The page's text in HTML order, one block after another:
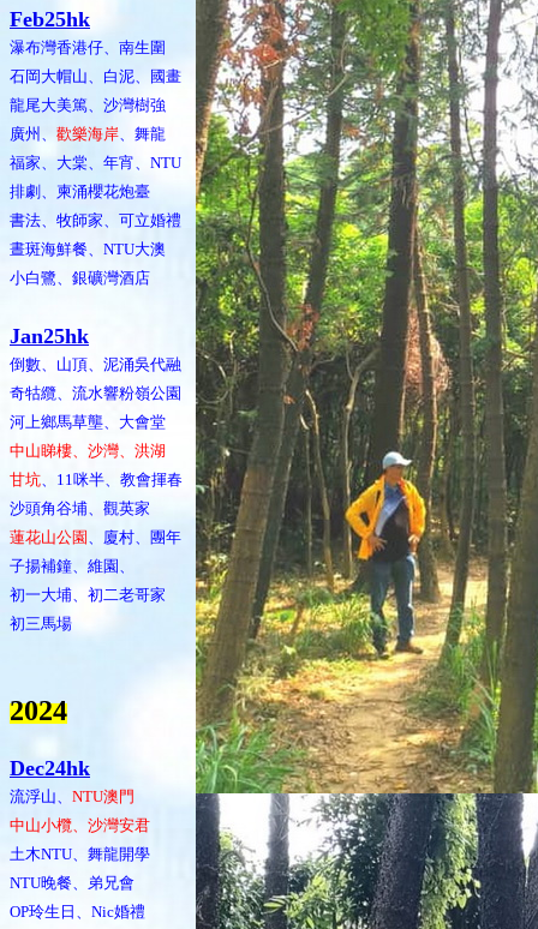
Feb25hk
瀑布灣香港仔、南生圍
石岡大帽山、白泥、國畫
龍尾大美篤、沙灣樹強
廣州、 歡樂海岸、舞龍
福家、大棠、年宵、NTU
排劇、柬涌櫻花炮臺
書法、牧師家、可立婚禮
晝斑海鮮餐、NTU大澳
小白鷺、銀礦灣酒店
Jan25hk
倒數、山頂、泥涌吳代融
奇牯纜、流水響粉嶺公園
河上鄉馬草壟、大會堂
中山睇樓、沙灣、洪湖
甘坑、11咪半、教會揮春
沙頭角谷埔、觀英家
蓮花山公園 、廈村、團年
子揚補鐘、維園、
初一大埔、初二老哥家
初三馬場
2024
Dec24hk
流浮山、 NTU澳門
中山小欖、沙灣安君
土木NTU、舞龍開學
NTU晚餐、弟兄會
OP玲生日、Nic婚禮